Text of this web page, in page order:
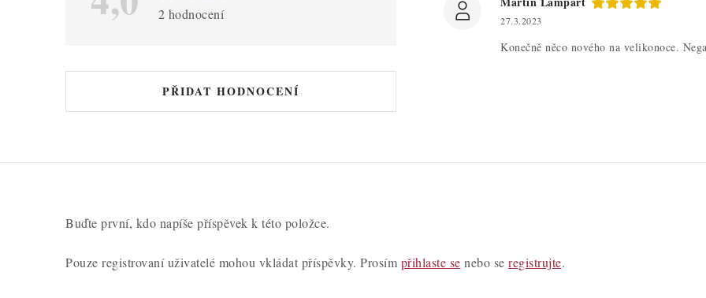
2 hodnocení
PŘIDAT HODNOCENÍ
o
n
c
n
27.3.2023
Konečně něco nového na velikonoce.
Buďte první, kdo napíše příspěvek k této položce.
Pouze registrovaní uživatelé mohou vkládat příspěvky. Prosím přihlaste se nebo se registrujte.